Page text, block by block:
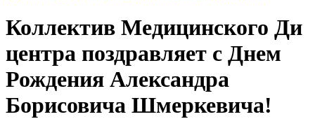
Коллектив Медицинского Ди
центра поздравляет с Днем
Рождения Александра
Борисовича Шмеркевича!